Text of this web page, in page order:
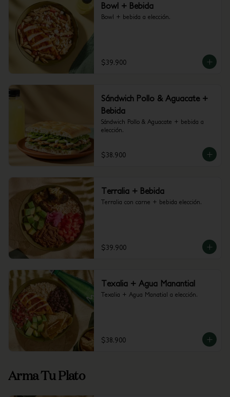
Bowl + Bebida
Bowl + bebida a elección.
$39.900
Sándwich Pollo & Aguacate +
Bebida
Sándwich Pollo & Aguacate + bebida a
elección.
$38.900
Terralia + Bebida
Terralia con carne + bebida elección.
$39.900
Texalia + Agua Manantial
Texalia + Agua Manatial a elección.
$38.900
Arma Tu Plato